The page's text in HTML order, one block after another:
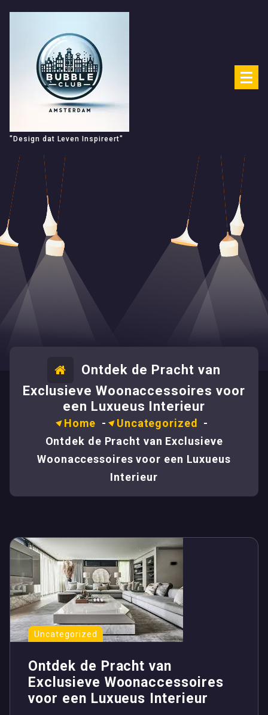
"Design dat Leven Inspireert"
Ontdek de Pracht van
Exclusieve Woonaccessoires voor
een Luxueus Interieur
Home - Uncategorized -
Ontdek de Pracht van Exclusieve
Woonaccessoires voor een Luxueus
Interieur
Uncategorized
Ontdek de Pracht van
Exclusieve Woonaccessoires
voor een Luxueus Interieur